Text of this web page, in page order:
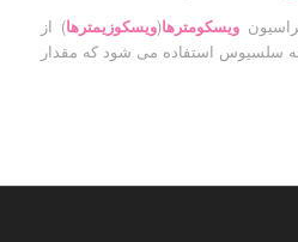
ویسکومترها(ویسکوزیمترها) از
آب در دمای ۲۰ درجه سلسیوس استفاده می شود که مقدار